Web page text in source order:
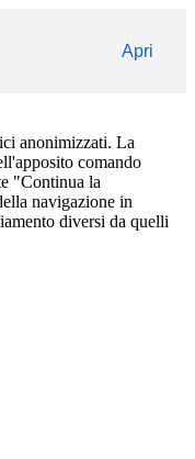
Apri
anonimizzati. La
comando
"Continua la
navigazione in
diversi da quelli